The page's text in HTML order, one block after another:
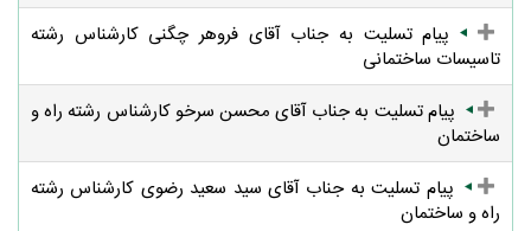
پیام تسلیت به جناب آقای فروهر چگنی کارشناس رشته
تاسیسات ساختمانی
پیام تسلیت به جناب آقای محسن سرخو کارشناس رشته راه و
ساختمان
پیام تسلیت به جناب آقای سید سعید رضوی کارشناس رشته
راه و ساختمان